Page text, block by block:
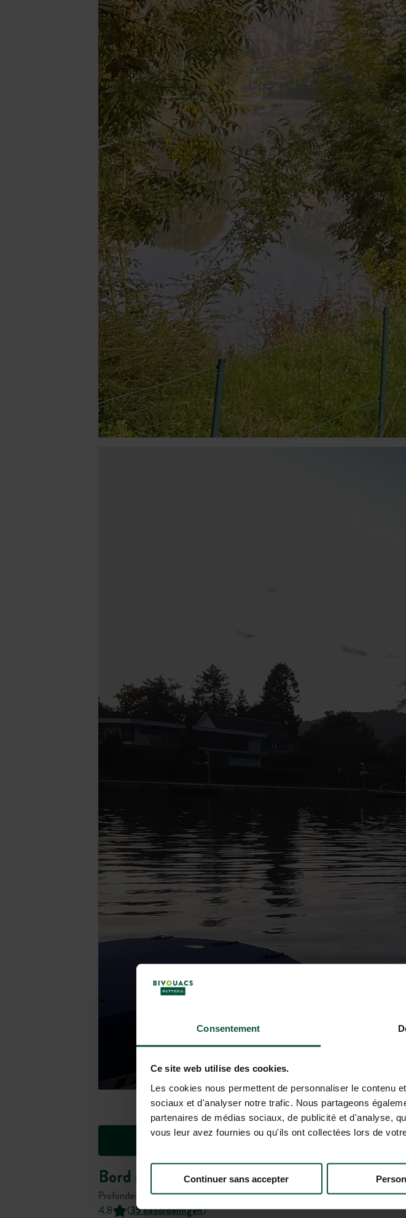
Consentement
Ce site web utilise des cookies.
Les cookies nous permettent de personnaliser le contenu
sociaux et d'analyser notre trafic. Nous partageons
partenaires de médias sociaux, de publicité et d'analyse,
vous leur avez fournies ou qu'ils ont collectées lors de
Continuer sans accepter
Bord de Meuse
Profondeville, , België
4.8
(35 beoordelingen)